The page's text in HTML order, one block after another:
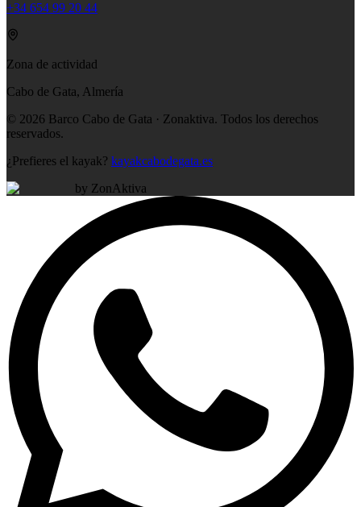
+34 654 99 20 44
Zona de actividad
Cabo de Gata, Almería
© 2026 Barco Cabo de Gata · Zonaktiva. Todos los derechos
reservados.
¿Prefieres el kayak? kayakcabodegata.es
by ZonAktiva